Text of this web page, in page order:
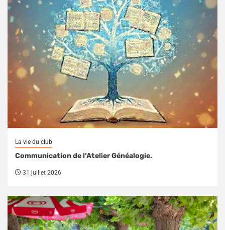
La vie du club
Communication de l’Atelier Généalogie.
31 juillet 2026